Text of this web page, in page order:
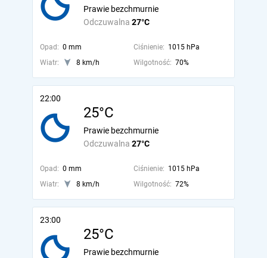
Odczuwalna 27°C
Prawie bezchmurnie
Opad: 0 mm Ciśnienie: 1015 hPa
Wiatr:
8 km/h Wilgotność: 70%
22:00
25°C
Odczuwalna 27°C
Prawie bezchmurnie
Opad: 0 mm Ciśnienie: 1015 hPa
Wiatr:
8 km/h Wilgotność: 72%
23:00
25°C
Prawie bezchmurnie